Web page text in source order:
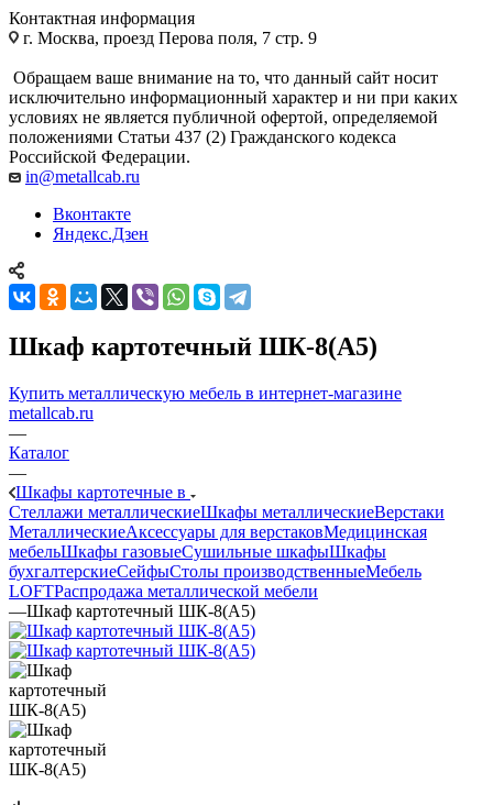
Контактная информация
г. Москва, проезд Перова поля, 7 стр. 9
Обращаем ваше внимание на то, что данный сайт носит
исключительно информационный характер и ни при каких
условиях не является публичной офертой, определяемой
положениями Статьи 437 (2) Гражданского кодекса
Российской Федерации.
in@metallcab.ru
Вконтакте
Яндекс.Дзен
Шкаф картотечный ШК-8(A5)
Купить металлическую мебель в интернет-магазине
metallcab.ru
—
Каталог
—
Шкафы картотечные в
Стеллажи металлическиеШкафы металлическиеВерстаки
МеталлическиеАксессуары для верстаковМедицинская
мебельШкафы газовыеСушильные шкафыШкафы
бухгалтерскиеСейфыСтолы производственныеМебель
LOFTРаспродажа металлической мебели
—Шкаф картотечный ШК-8(A5)